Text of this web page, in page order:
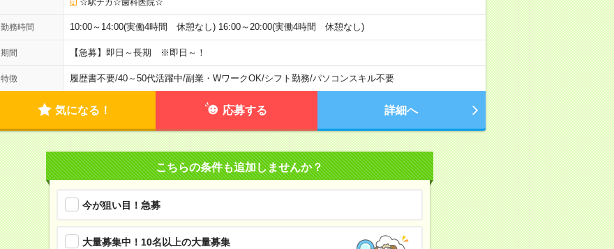
勤務時間 10:00～14:00(実働4時間 休憩なし) 16:00～20:00(実働4時間 休憩なし)
期間 【急募】即日～長期 ※即日～！
特徴 履歴書不要/40～50代活躍中/副業・WワークOK/シフト勤務/パソコンスキル不要
気になる！ 応募する 詳細へ
こちらの条件も追加しませんか？
今が狙い目！急募
大量募集中！10名以上の大量募集